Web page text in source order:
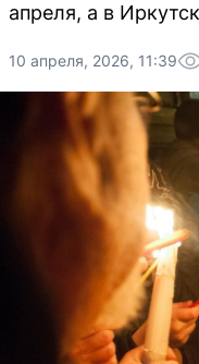
апреля, а в
10 апреля, 2026, 11:39